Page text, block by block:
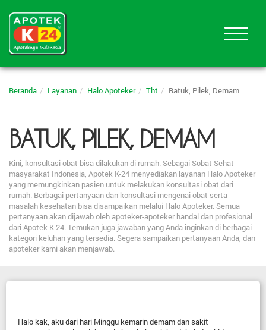
Beranda Layanan Halo Apoteker Tht Batuk, Pilek, Demam
BATUK, PILEK, DEMAM
Kini, konsultasi obat bisa dilakukan di rumah. Sebagai Sobat Sehat
masyarakat Indonesia, Apotek K-24 menyediakan layanan Halo Apoteker
yang memungkinkan pasien untuk melakukan konsultasi obat dari
rumah. Berbagai pertanyaan dan konsultasi mengenai obat serta
masalah kesehatan bisa disampaikan melalui Halo Apoteker. Semua
pertanyaan akan dijawab oleh apoteker-apoteker handal dan profesional
dari Apotek K-24. Temukan juga jawaban yang Anda inginkan di berbagai
kategori keluhan yang tersedia. Segera sampaikan pertanyaan Anda, dan
apoteker kami akan menjawab.
Halo kak, aku dari hari Minggu kemarin demam dan sakit